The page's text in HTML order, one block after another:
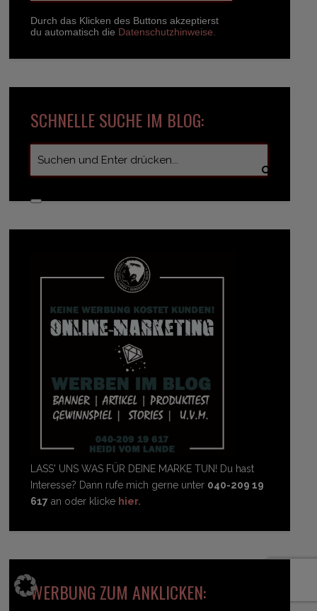
Durch das Klicken des Buttons akzeptierst
du automatisch die Datenschutzhinweise.
SCHNELLE SUCHE IM BLOG:
LASS' UNS WAS FÜR DEINE MARKE TUN! Du hast
Interesse? Dann rufe mich gerne unter 040-209 19
617 an oder klicke hier.
WERBUNG ZUM ANKLICKEN: